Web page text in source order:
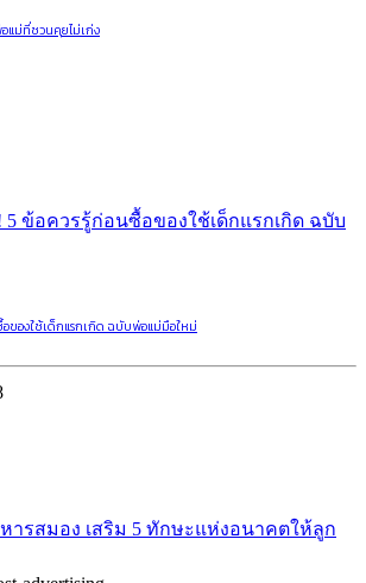
ม่ที่ชวนคุยไม่เก่ง
อของใช้เด็กแรกเกิด ฉบับพ่อแม่มือใหม่